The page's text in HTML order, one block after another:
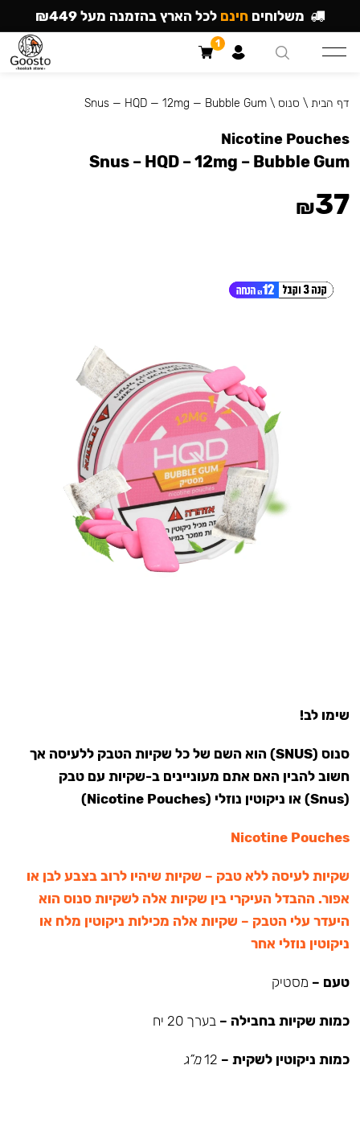
שימו לב!
סנוס (SNUS) הוא השם של כל שקיות הטבק ללעיסה אך
חשוב להבין האם אתם מעוניינים ב-שקיות עם טבק
(Snus) או ניקוטין נוזלי (Nicotine Pouches)
Nicotine Pouches
שקיות לעיסה ללא טבק – שקיות שיהיו לרוב בצבע לבן או
אפור. ההבדל העיקרי בין שקיות אלה לשקיות סנוס הוא
היעדר עלי הטבק – שקיות אלה מכילות ניקוטין מלח או
ניקוטין נוזלי אחר
טעם – מסטיק
כמות שקיות בחבילה – בערך 20 יח
כמות ניקוטין לשקית – מ”ג
דף הבית \ סנוס \
Snus — HQD — 12mg — Bubble Gum
Nicotine Pouches
Snus – HQD – 12mg – Bubble Gum
₪37
משלוחים חינם לכל הארץ בהזמנה מעל ₪449
1